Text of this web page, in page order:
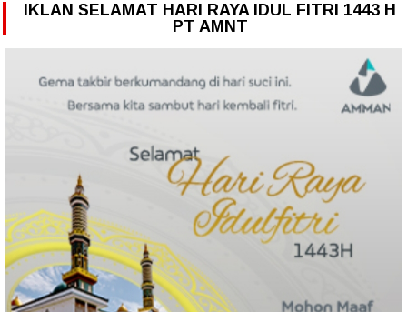
IKLAN SELAMAT HARI RAYA IDUL FITRI 1443 H
PT AMNT